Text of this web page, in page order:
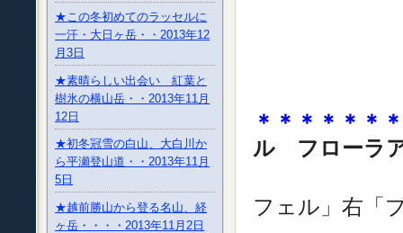
★この冬初めてのラッセルに
一汗・大日ヶ岳・・2013年12
月3日
★素晴らしい出会い 紅葉と
樹氷の横山岳・・2013年11月
12日
★初冬冠雪の白山、大白川か
ら平瀬登山道・・2013年11月
5日
★越前勝山から登る名山、経
ヶ岳・・・・2013年11月2日
＊＊＊＊＊＊＊
ル フローラ
フェル」右「